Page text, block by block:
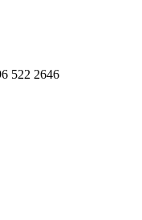
522 2646